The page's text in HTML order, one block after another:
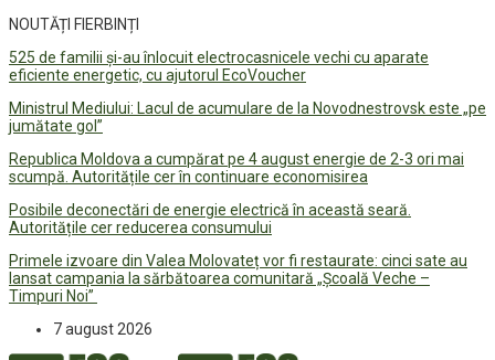
NOUTĂȚI FIERBINȚI
525 de familii și-au înlocuit electrocasnicele vechi cu aparate
eficiente energetic, cu ajutorul EcoVoucher
Ministrul Mediului: Lacul de acumulare de la Novodnestrovsk este „pe
jumătate gol”
Republica Moldova a cumpărat pe 4 august energie de 2-3 ori mai
scumpă. Autoritățile cer în continuare economisirea
Posibile deconectări de energie electrică în această seară.
Autoritățile cer reducerea consumului
Primele izvoare din Valea Molovateț vor fi restaurate: cinci sate au
lansat campania la sărbătoarea comunitară „Școală Veche –
Timpuri Noi”
7 august 2026